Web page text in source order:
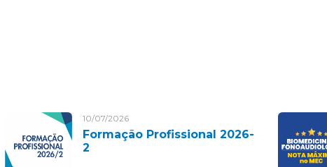
10/07/2026
Formação Profissional 2026-
2